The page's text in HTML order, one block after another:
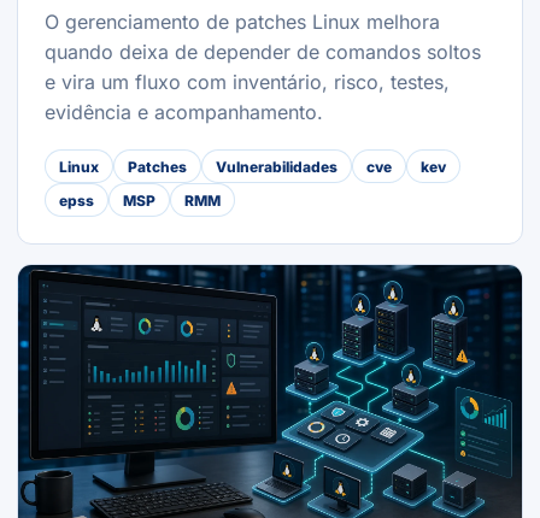
O gerenciamento de patches Linux melhora
quando deixa de depender de comandos soltos
e vira um fluxo com inventário, risco, testes,
evidência e acompanhamento.
Linux Patches Vulnerabilidades cve
kev
epss
MSP RMM